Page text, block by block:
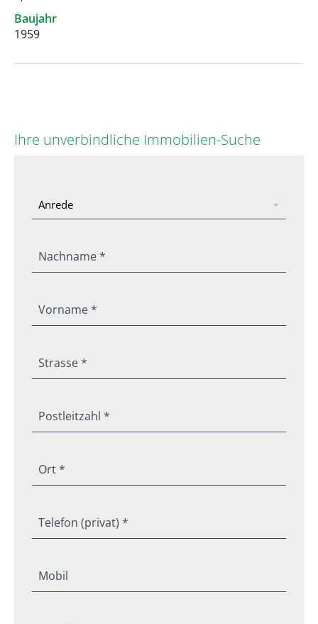
Baujahr
1959
Ihre unverbindliche Immobilien-Suche
Nachname *
Vorname *
Strasse *
Postleitzahl *
Ort *
Telefon (privat) *
Mobil